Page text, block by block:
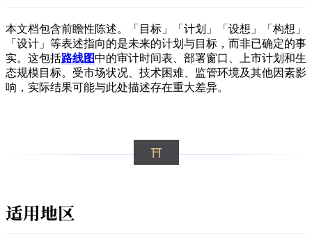
本文档包含前瞻性陈述。「目标」「计划」「设想」「构想」
「设计」等表述指向的是未来的计划与目标，而非已确定的事
实。这包括路线图中的审计时间表、部署窗口、上市计划和生
态规模目标。受市场状况、技术困难、监管环境及其他因素影
响，实际结果可能与此处描述存在重大差异。
适用地区